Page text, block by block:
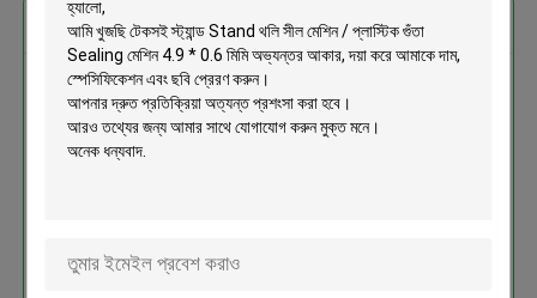
এর সেরা মূল্য পান
টেকসই স্ট্যান্ড Stand থলি সীল মেশিন /
প্লাস্টিক গুঁতা Sealing মেশিন 4.9 * 0.6
মিমি অভ্যন্তর আকার
চালিয়ে